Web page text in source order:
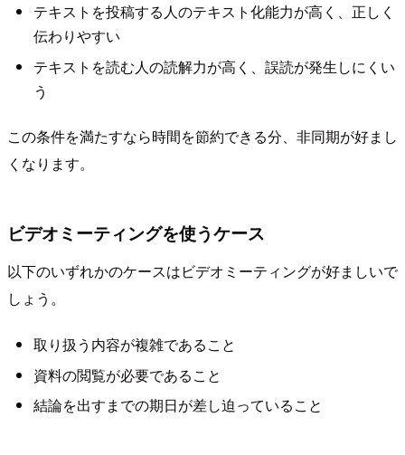
テキストを投稿する人のテキスト化能力が高く、正しく
伝わりやすい
テキストを読む人の読解力が高く、誤読が発生しにくい
う
この条件を満たすなら時間を節約できる分、非同期が好まし
くなります。
ビデオミーティングを使うケース
以下のいずれかのケースはビデオミーティングが好ましいで
しょう。
取り扱う内容が複雑であること
資料の閲覧が必要であること
結論を出すまでの期日が差し迫っていること